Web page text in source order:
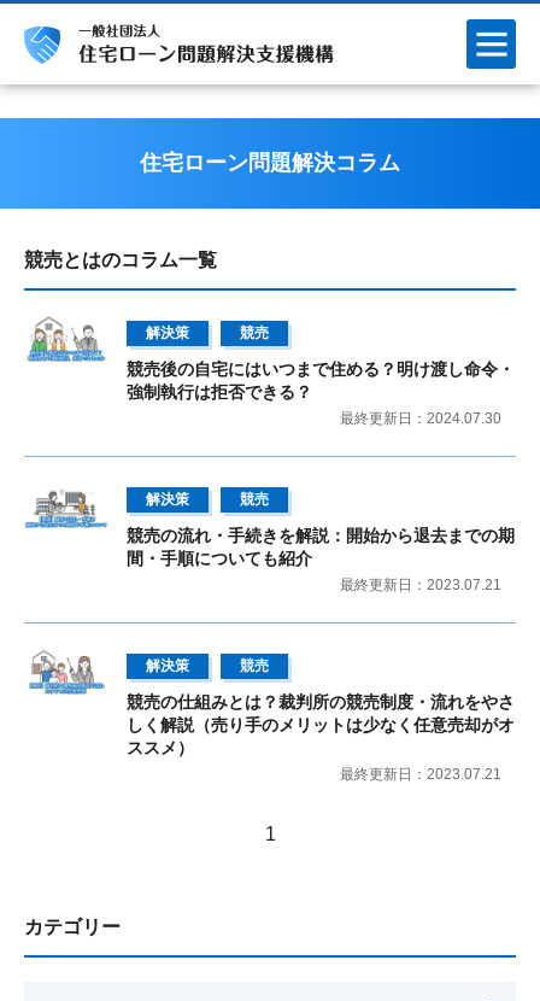
住宅ローン問題解決コラム
競売とはのコラム一覧
解決策 競売
競売後の自宅にはいつまで住める？明け渡し命令・
強制執行は拒否できる？
最終更新日：2024.07.30
解決策 競売
競売の流れ・手続きを解説：開始から退去までの期
間・手順についても紹介
最終更新日：2023.07.21
解決策 競売
競売の仕組みとは？裁判所の競売制度・流れをやさ
しく解説（売り手のメリットは少なく任意売却がオ
ススメ）
最終更新日：2023.07.21
1
カテゴリー